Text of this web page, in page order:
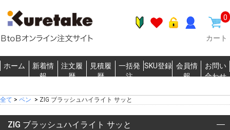
0
カート
ホーム
新着情
報
注文履
歴
見積履
歴
一括発
注
SKU登録 会員情
報
お問い
合わせ
全て > ペン > ZIG ブラッシュハイライト サッと
ZIG ブラッシュハイライト サッと